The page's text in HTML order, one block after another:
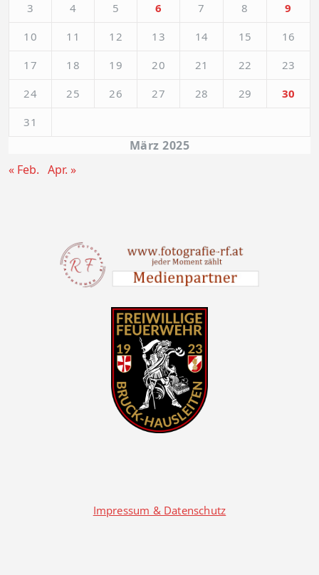
März 2025
3
4 5 6 7 8
9
10
11 12 13 14 15
16
17
18 19 20 21 22
23
24
25 26 27 28 29
30
31
« Feb. Apr. »
Impressum & Datenschutz